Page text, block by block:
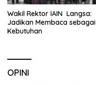
Wakil Rektor IAIN Langsa:
Jadikan Membaca sebagai
Kebutuhan
OPINI